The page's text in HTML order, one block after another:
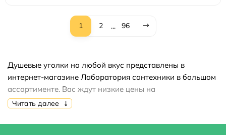
1 2 ... 96
Душевые уголки на любой вкус представлены в
интернет-магазине Лаборатория сантехники в большом
ассортименте. Вас ждут низкие цены на
продукцию,акции,скидки,распродажи. Купить душевые
Читать далее